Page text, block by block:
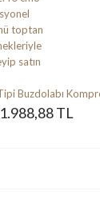
Buzdolabı
TL